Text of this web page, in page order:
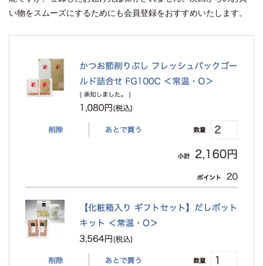
い物をスムーズにするためにも会員登録をおすすめいたします。